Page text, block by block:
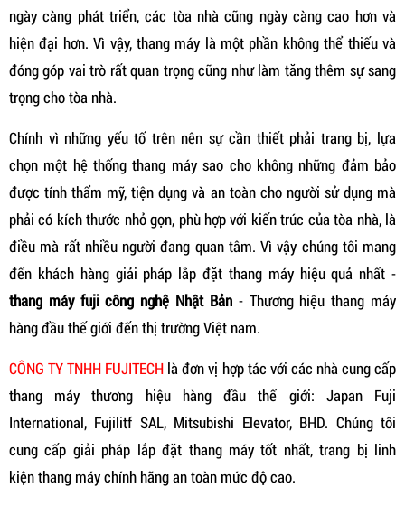
ngày càng phát triển, các tòa nhà cũng ngày càng cao hơn và
hiện đại hơn. Vì vậy, thang máy là một phần không thể thiếu và
đóng góp vai trò rất quan trọng cũng như làm tăng thêm sự sang
trọng cho tòa nhà.
Chính vì những yếu tố trên nên sự cần thiết phải trang bị, lựa
chọn một hệ thống thang máy sao cho không những đảm bảo
được tính thẩm mỹ, tiện dụng và an toàn cho người sử dụng mà
phải có kích thước nhỏ gọn, phù hợp với kiến trúc của tòa nhà, là
điều mà rất nhiều người đang quan tâm. Vì vậy chúng tôi mang
đến khách hàng giải pháp lắp đặt thang máy hiệu quả nhất -
thang máy fuji công nghệ Nhật Bản- Thương hiệu thang máy
hàng đầu thế giới đến thị trường Việt nam.
CÔNG TY TNHH FUJITECH là đơn vị hợp tác với các nhà cung cấp
thang máy thương hiệu hàng đầu thế giới: Japan Fuji
International, Fujilitf SAL, Mitsubishi Elevator, BHD. Chúng tôi
cung cấp giải pháp lắp đặt thang máy tốt nhất, trang bị linh
kiện thang máy chính hãng an toàn mức độ cao.